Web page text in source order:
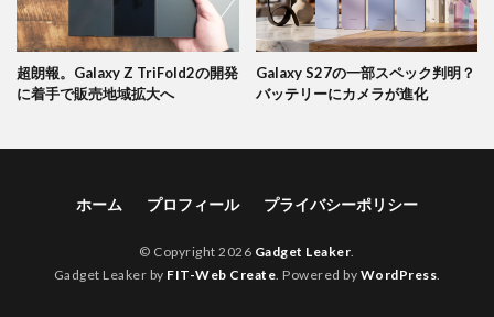
超朗報。Galaxy Z TriFold2の開発
に着手で販売地域拡大へ
Galaxy S27の一部スペック判明？
バッテリーにカメラが進化
ホーム プロフィール プライバシーポリシー
© Copyright 2026 Gadget Leaker.
Gadget Leaker by FIT-Web Create. Powered by WordPress.